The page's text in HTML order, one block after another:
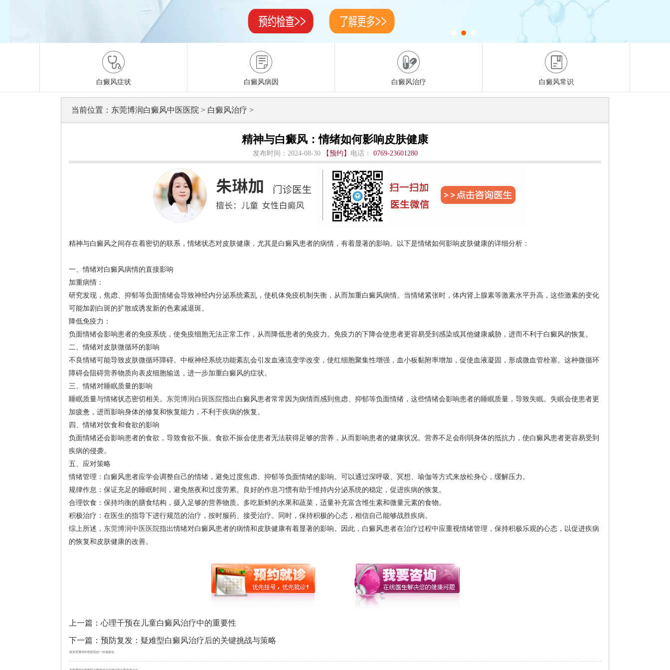
白癜风症状 白癜风病因 白癜风治疗 白癜风常识
当前位置： 东莞博润白癜风中医医院 > 白癜风治疗 >
精神与白癜风：情绪如何影响皮肤健康
发布时间：2024-08-30 【预约】 电话： 0769-23601280
精神与白癜风之间存在着密切的联系，情绪状态对皮肤健康，尤其是白癜风患者的病情，有着显著的影响。以下是情绪如何影响皮肤健康的详细分析：
一、情绪对白癜风病情的直接影响
加重病情：
研究发现，焦虑、抑郁等负面情绪会导致神经内分泌系统紊乱，使机体免疫机制失衡，从而加重白癜风病情。当情绪紧张时，体内肾上腺素等激素水平升高，这些激素的变化
可能加剧白斑的扩散或诱发新的色素减退斑。
降低免疫力：
负面情绪会影响患者的免疫系统，使免疫细胞无法正常工作，从而降低患者的免疫力。免疫力的下降会使患者更容易受到感染或其他健康威胁，进而不利于白癜风的恢复。
二、情绪对皮肤微循环的影响
不良情绪可能导致皮肤微循环障碍。中枢神经系统功能紊乱会引发血液流变学改变，使红细胞聚集性增强，血小板黏附率增加，促使血液凝固，形成微血管栓塞。这种微循环
障碍会阻碍营养物质向表皮细胞输送，进一步加重白癜风的症状。
三、情绪对睡眠质量的影响
睡眠质量与情绪状态密切相关。 东莞博润白斑医院指出白癜风患者常常因为病情而感到焦虑、抑郁等负面情绪，这些情绪会影响患者的睡眠质量，导致失眠。失眠会使患者更
加疲惫，进而影响身体的修复和恢复能力，不利于疾病的恢复。
四、情绪对饮食和食欲的影响
负面情绪还会影响患者的食欲，导致食欲不振。食欲不振会使患者无法获得足够的营养，从而影响患者的健康状况。营养不足会削弱身体的抵抗力，使白癜风患者更容易受到
疾病的侵袭。
五、应对策略
情绪管理：白癜风患者应学会调整自己的情绪，避免过度焦虑、抑郁等负面情绪的影响。可以通过深呼吸、冥想、瑜伽等方式来放松身心，缓解压力。
规律作息：保证充足的睡眠时间，避免熬夜和过度劳累。良好的作息习惯有助于维持内分泌系统的稳定，促进疾病的恢复。
合理饮食：保持均衡的膳食结构，摄入足够的营养物质。多吃新鲜的水果和蔬菜，适量补充富含维生素和微量元素的食物。
积极治疗：在医生的指导下进行规范的治疗，按时服药、接受治疗。同时，保持积极的心态，相信自己能够战胜疾病。
综上所述， 东莞博润中医医院指出情绪对白癜风患者的病情和皮肤健康有着显著的影响。因此，白癜风患者在治疗过程中应重视情绪管理，保持积极乐观的心态，以促进疾病
的恢复和皮肤健康的改善。
上一篇： 心理干预在儿童白癜风治疗中的重要性
下一篇： 预防复发：疑难型白癜风治疗后的关键挑战与策略
致东莞博润中医医院的一封感谢信